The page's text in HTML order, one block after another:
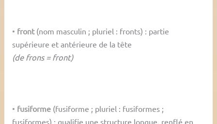
• front(nom masculin ; pluriel : fronts) : partie
supérieure et antérieure de la tête
(de frons = front)
• fusiforme (fusiforme ; pluriel : fusiformes ;
fusiformes) : qualifie une structure longue, renflé en